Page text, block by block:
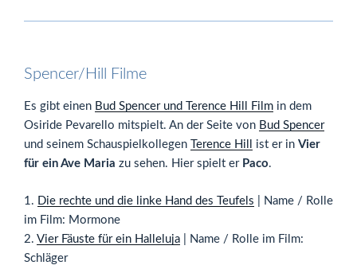
Spencer/Hill Filme
Es gibt einen Bud Spencer und Terence Hill Film in dem
Osiride Pevarello mitspielt. An der Seite von Bud Spencer
und seinem Schauspielkollegen
Terence Hill ist er in Vier
für ein Ave Maria zu sehen. Hier spielt er Paco.
1. Die rechte und die linke Hand des Teufels | Name / Rolle
im Film: Mormone
2. Vier Fäuste für ein Halleluja | Name / Rolle im Film:
Schläger